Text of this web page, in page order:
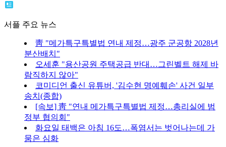
서플 주요 뉴스
靑 "메가특구특별법 연내 제정…광주 군공항 2028년
분산배치"
오세훈 "용산공원 주택공급 반대…그린벨트 해제 바
람직하지 않아"
코미디언 출신 유튜버, '김수현 명예훼손' 사건 일부
송치(종합)
[속보] 靑 "연내 메가특구특별법 제정…총리실에 범
정부 협의회"
화요일 태백은 아침 16도…폭염서는 벗어나는데 가
뭄은 심화